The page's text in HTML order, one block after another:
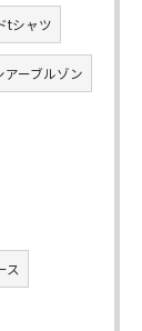
tシャツ
アーブルゾン
ス